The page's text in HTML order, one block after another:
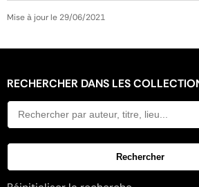
Mise à jour le 29/06/2021
RECHERCHER DANS LES